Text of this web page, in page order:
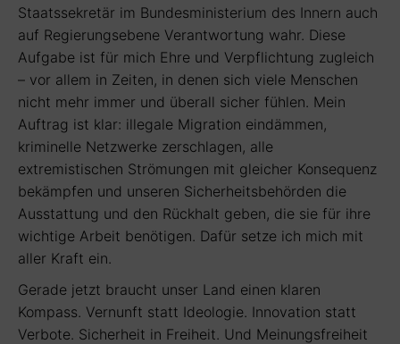
Staatssekretär im Bundesministerium des Innern auch
auf Regierungsebene Verantwortung wahr. Diese
Aufgabe ist für mich Ehre und Verpflichtung zugleich
– vor allem in Zeiten, in denen sich viele Menschen
nicht mehr immer und überall sicher fühlen. Mein
Auftrag ist klar: illegale Migration eindämmen,
kriminelle Netzwerke zerschlagen, alle
extremistischen Strömungen mit gleicher Konsequenz
bekämpfen und unseren Sicherheitsbehörden die
Ausstattung und den Rückhalt geben, die sie für ihre
wichtige Arbeit benötigen. Dafür setze ich mich mit
aller Kraft ein.
Gerade jetzt braucht unser Land einen klaren
Kompass. Vernunft statt Ideologie. Innovation statt
Verbote. Sicherheit in Freiheit. Und Meinungsfreiheit